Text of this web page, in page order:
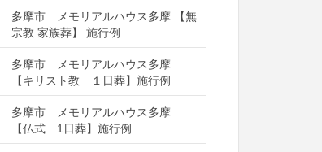
多摩市 メモリアルハウス多摩 【無
宗教 家族葬】 施行例
多摩市 メモリアルハウス多摩
【キリスト教 １日葬】施行例
多摩市 メモリアルハウス多摩
【仏式 1日葬】施行例